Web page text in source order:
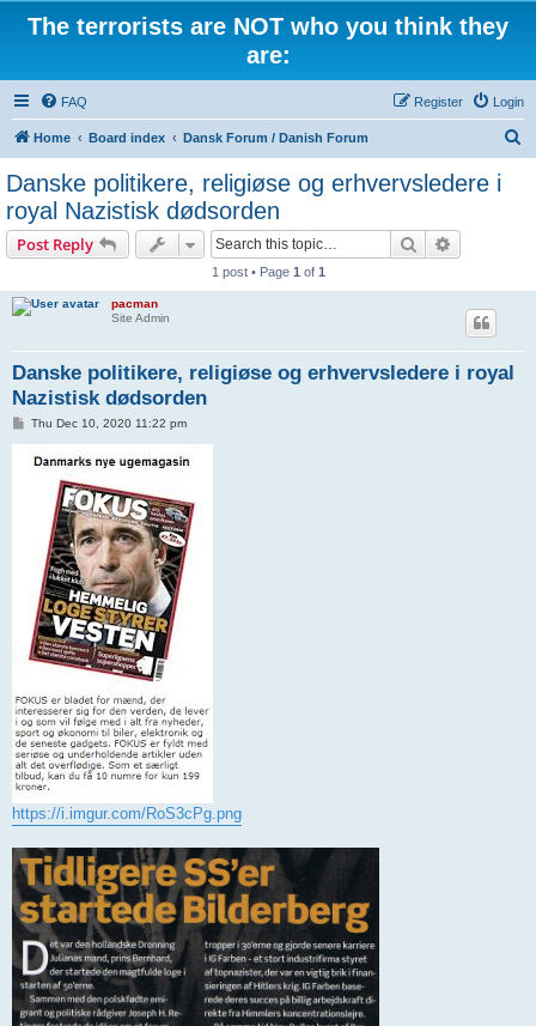
The terrorists are NOT who you think they
are:
FAQ Login
Register
Home Board index Dansk Forum / Danish Forum
Danske politikere, religiøse og erhvervsledere i
royal Nazistisk dødsorden
Post Reply Search
1 post • Page 1 of 1
pacman
Site Admin
Danske politikere, religiøse og erhvervsledere i royal
Nazistisk dødsorden
PThu Dec 10, 2020 11:22 pm
https://i.imgur.com/RoS3cPg.png